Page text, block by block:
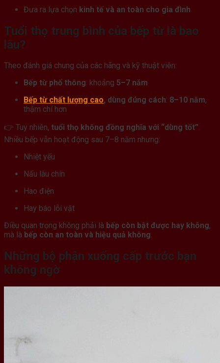
Đưa ra lựa chọn kinh tế và an toàn cho gia đình
Tuổi thọ trung bình của bếp từ là bao
lâu?
Theo đánh giá chung của các hãng và kỹ thuật viên:
Bếp từ phổ thông: khoảng 5–7 năm
Bếp từ chất lượng cao, dùng đúng cách: 8–10 năm,
thậm chí hơn
👉 Tuy nhiên, tuổi thọ không đồng nghĩa với “dùng tốt”.
Nhiều bếp vẫn hoạt động sau 7–8 năm nhưng:
Nhiệt yếu
Nấu lâu chín
Hao điện
Hay báo lỗi vặt
Điều quan trọng không phải là bếp còn bật được hay không,
mà là bếp còn an toàn và hiệu quả không.
Những bộ phận xuống cấp trước bạn
không ngờ